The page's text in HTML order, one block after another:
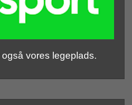
vores legeplads.